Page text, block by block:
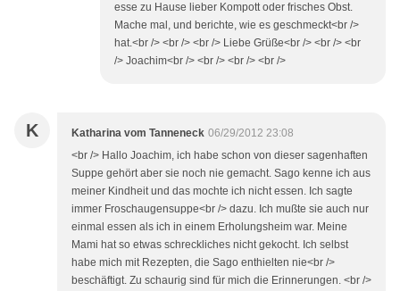
esse zu Hause lieber Kompott oder frisches Obst.
Mache mal, und berichte, wie es geschmeckt<br />
hat.<br /> <br /> <br /> Liebe Grüße<br /> <br /> <br
/> Joachim<br /> <br /> <br /> <br />
K Katharina vom Tanneneck 06/29/2012 23:08
<br /> Hallo Joachim, ich habe schon von dieser sagenhaften
Suppe gehört aber sie noch nie gemacht. Sago kenne ich aus
meiner Kindheit und das mochte ich nicht essen. Ich sagte
immer Froschaugensuppe<br /> dazu. Ich mußte sie auch nur
einmal essen als ich in einem Erholungsheim war. Meine
Mami hat so etwas schreckliches nicht gekocht. Ich selbst
habe mich mit Rezepten, die Sago enthielten nie<br />
beschäftigt. Zu schaurig sind für mich die Erinnerungen. <br />